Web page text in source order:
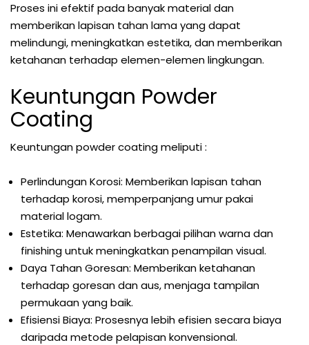
Proses ini efektif pada banyak material dan
memberikan lapisan tahan lama yang dapat
melindungi, meningkatkan estetika, dan memberikan
ketahanan terhadap elemen-elemen lingkungan.
Keuntungan Powder
Coating
Keuntungan powder coating meliputi :
Perlindungan Korosi: Memberikan lapisan tahan
terhadap korosi, memperpanjang umur pakai
material logam.
Estetika: Menawarkan berbagai pilihan warna dan
finishing untuk meningkatkan penampilan visual.
Daya Tahan Goresan: Memberikan ketahanan
terhadap goresan dan aus, menjaga tampilan
permukaan yang baik.
Efisiensi Biaya: Prosesnya lebih efisien secara biaya
daripada metode pelapisan konvensional.